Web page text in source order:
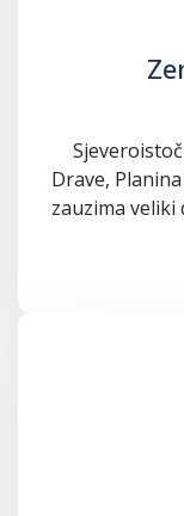
Drave,
zauzima veliki